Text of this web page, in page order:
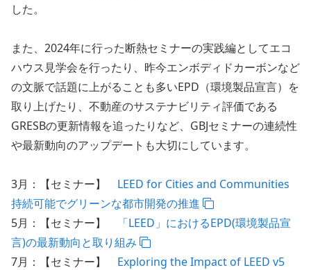
した。
また、2024年に行った断熱セミナーの実践編としてエコ
ハウス見学会を行ったり、昨今エンボディドカーボンなど
の文脈で話題に上がることも多いEPD（環境製品宣言）を
取り上げたり、不動産のサステナビリティ評価である
GRESBの更新情報を追ったりなど、GBJセミナーの連続性
や最新動向のアップデートも大切にしています。
3月：【セミナー】 LEED for Cities and Communities
持続可能でグリーンな都市開発の推進
5月：【セミナー】
「LEED」におけるEPD(環境製品宣
言)の最新動向と取り組み
7月：【セミナー】 Exploring the Impact of LEED v5